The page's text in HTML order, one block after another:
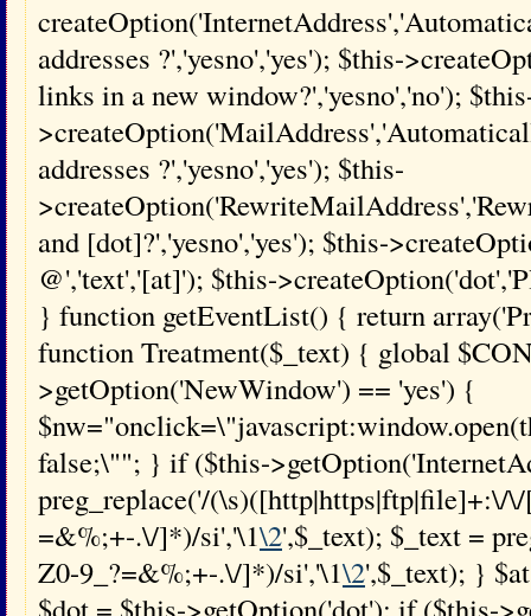
addresses ?','yesno','yes'); $this-
links in a new window?','yesno','no');
addresses ?','yesno','yes'); $this-
and [dot]?','yesno','yes'); $this-
@','text','[at]'); $this-
} function getEventList() { return
function Treatment($_text) { global
>getOption('NewWindow') == 'yes') {
false;\""; } if ($this-
preg_replace('/(\s)([http|https|ftp|file]+:\/
=&%;+-.\/]*)/si','\1\2',$_text); $_text =
Z0-9_?=&%;+-.\/]*)/si','\1\2',$_text); }